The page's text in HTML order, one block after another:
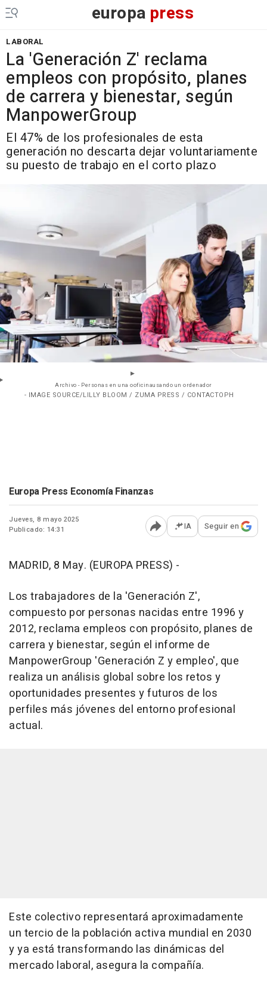
europa press
LABORAL
La 'Generación Z' reclama
empleos con propósito, planes
de carrera y bienestar, según
ManpowerGroup
El 47% de los profesionales de esta
generación no descarta dejar voluntariamente
su puesto de trabajo en el corto plazo
Archivo - Personas en una ooficinausando un ordenador
- IMAGE SOURCE/LILLY BLOOM / ZUMA PRESS / CONTACTOPH
Europa Press Economía Finanzas
Jueves, 8 mayo 2025
Publicado: 14:31
Abrir opciones para
IA Seguir en
MADRID, 8 May. (EUROPA PRESS) -
Los trabajadores de la 'Generación Z',
compuesto por personas nacidas entre 1996 y
2012, reclama empleos con propósito, planes de
carrera y bienestar, según el informe de
ManpowerGroup 'Generación Z y empleo', que
realiza un análisis global sobre los retos y
oportunidades presentes y futuros de los
perfiles más jóvenes del entorno profesional
actual.
Este colectivo representará aproximadamente
un tercio de la población activa mundial en 2030
y ya está transformando las dinámicas del
mercado laboral, asegura la compañía.